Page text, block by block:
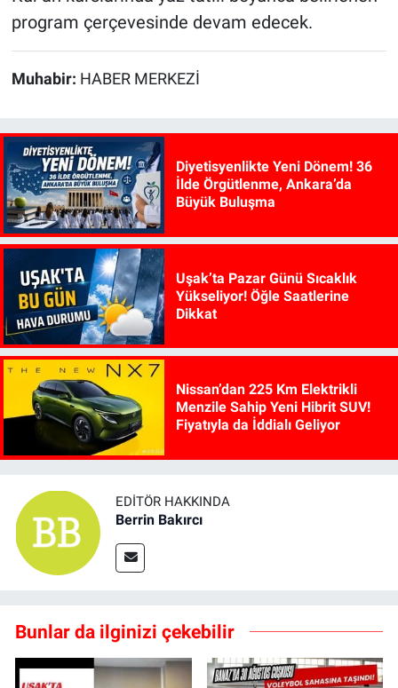
program çerçevesinde devam edecek.
Muhabir: HABER MERKEZİ
Diyetisyenlikte Yeni Dönem! 36
İlde Örgütlenme, Ankara’da
Büyük Buluşma
Uşak’ta Pazar Günü Sıcaklık
Yükseliyor! Öğle Saatlerine
Dikkat
Nissan’dan 225 Km Elektrikli
Menzile Sahip Yeni Hibrit SUV!
Fiyatıyla da İddialı Geliyor
EDITÖR HAKKINDA
Berrin Bakırcı
Bunlar da ilginizi çekebilir